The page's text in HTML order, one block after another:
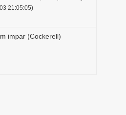
21:05:05)
impar (Cockerell)